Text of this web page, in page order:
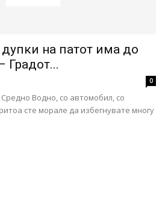
на патот има до
Градот...
0
Водно, со автомобил, со
сте морале да избегнувате многу